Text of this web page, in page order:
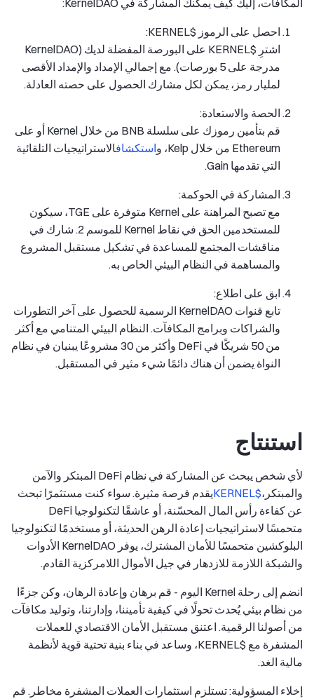
المكافآت، إليك كيف يمكنك المشاركة في KernelDAO:
احصل على الرموز $KERNEL:
اشترِ $KERNEL على البورصة المفضلة لديك (KernelDAO
مدرجة على 5 بورصات). مع إجمالي الإمداد والإمداد الأقصى
لمليار رمز، يمكن لكل مشارك الحصول على حصته العادلة.
الحصة والاستعادة:
قم بتأمين رموزك على سلسلة BNB من خلال Kernel أو على
Ethereum من خلال Kelp، و
استكشافالاستراتيجيات التلقائية
التي تقدمها Gain.
المشاركة في الحوكمة:
مع تصبح المراهنة على Kernel متوفرة على TGE، سيكون
للمستخدمين الحق في نقاط Kernel للموسم 2. شارك في
مناقشات المجتمع للمساعدة في تشكيل مستقبل المشروع
والمساهمة في النظام البيئي الخاص به.
ابق على اطلاع:
تابع قنوات KernelDAO الرسمية للحصول على آخر التطورات
والشراكات وبرامج المكافآت. النظام البيئي المتنامي مع أكثر
من 50 شريكًا في DeFi وأكثر من 30 مشروعًا يبنيان في نظام
النواة يضمن أن هناك دائمًا شيء مثير في المستقبل.
استنتاج
لأي شخص يبحث عن المشاركة في نظام DeFi المبتكر والآمن
والمبتكر،$KERNEL
يقدم فرصة مثيرة. سواء كنت مستثمرًا تبحث
عن كفاءة رأس المال المحسّنة، أو عاشقًا لتكنولوجيا DeFi
متحمسًا لاستراتيجيات إعادة الرهن الحديثة، أو مستخدمًا لتكنولوجيا
البلوكشين متحمسًا للأمان المشترك، يوفر KernelDAO الأدوات
والشبكة اللازمة للازدهار في جيل الأموال اللامركزية القادم.
انضم إلى رحلة Kernel اليوم - قم برهان وإعادة الرهان، وكن جزءًا
من نظام بيئي يُحدث تحولًا في كيفية تأميننا، وإدارتنا، وتوليد مكافآت
من أصولنا الرقمية. اعتنق مستقبل الأمان الاقتصادي للعملات
المشفرة مع $KERNEL، وساعد في بناء بنية تحتية قوية لأنظمة
مالية الغد.
إخلاء المسؤولية: تستلزم استثمارات العملات المشفرة مخاطر. قم